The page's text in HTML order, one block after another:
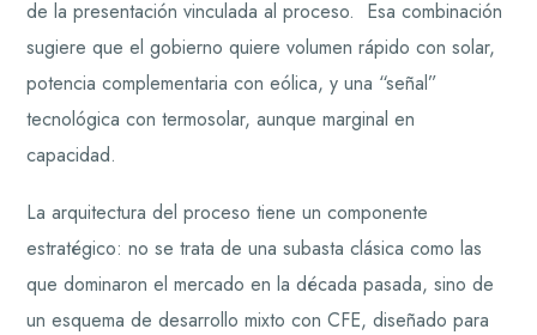
de la presentación vinculada al proceso. Esa combinación
sugiere que el gobierno quiere volumen rápido con solar,
potencia complementaria con eólica, y una “señal”
tecnológica con termosolar, aunque marginal en
capacidad.
La arquitectura del proceso tiene un componente
estratégico: no se trata de una subasta clásica como las
que dominaron el mercado en la década pasada, sino de
un esquema de desarrollo mixto con CFE, diseñado para